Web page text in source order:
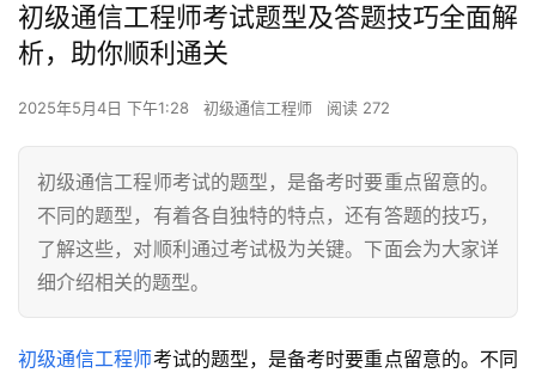
初级通信工程师考试题型及答题技巧全面解
析，助你顺利通关
2025年5月4日 下午1:28 初级通信工程师 阅读 272
初级通信工程师考试的题型，是备考时要重点留意的。
不同的题型，有着各自独特的特点，还有答题的技巧，
了解这些，对顺利通过考试极为关键。下面会为大家详
细介绍相关的题型。
初级通信工程师考试的题型，是备考时要重点留意的。不同